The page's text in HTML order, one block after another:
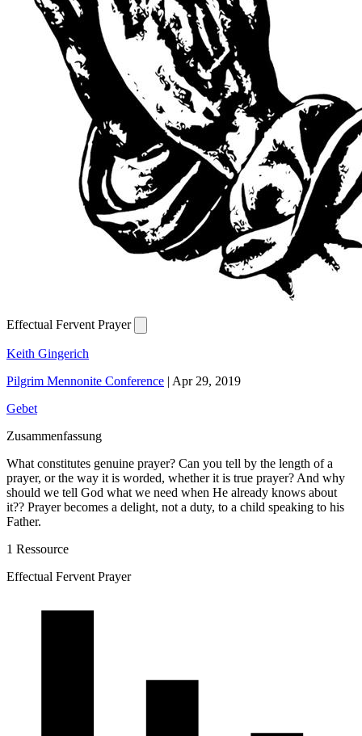
Effectual Fervent Prayer
Keith Gingerich
Pilgrim Mennonite Conference | Apr 29, 2019
Gebet
Zusammenfassung
What constitutes genuine prayer? Can you tell by the length of a
prayer, or the way it is worded, whether it is true prayer? And why
should we tell God what we need when He already knows about
it?? Prayer becomes a delight, not a duty, to a child speaking to his
Father.
1 Ressource
Effectual Fervent Prayer